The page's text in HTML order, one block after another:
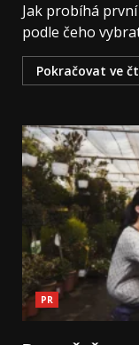
Jak probíhá
podle čeho
Pokračovat ve
PR